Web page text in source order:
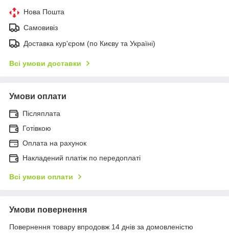
Нова Пошта
Самовивіз
Доставка кур'єром (по Києву та Україні)
Всі умови доставки
Умови оплати
Післяплата
Готівкою
Оплата на рахунок
Накладений платіж по передоплаті
Всі умови оплати
Умови повернення
Повернення товару впродовж 14 днів за домовленістю